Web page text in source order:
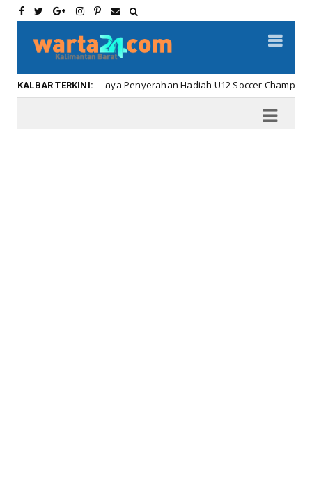
KALBAR TERKINI:
Kalbar Meriahnya Penyerahan Hadiah U12 Soccer Championship ...